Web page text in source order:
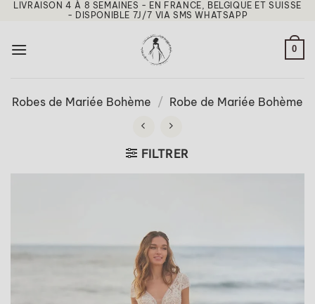
Passer
contenu
LIVRAISON 4 À 8 SEMAINES - EN FRANCE, BELGIQUE ET SUISSE
- DISPONIBLE 7J/7 VIA SMS WHATSAPP
0
Robes de Mariée Bohème / Robe de Mariée Bohème
FILTRER